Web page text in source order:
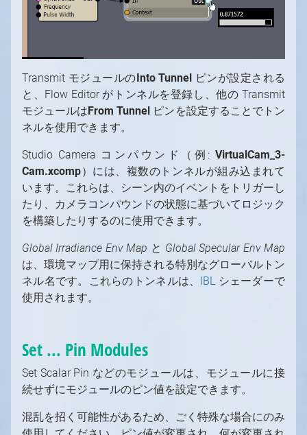
Transmit モジュールのInto Tunnel ピンが設定される
と、Flow Editor がトンネルを登録し、他の Transmit
モジュールはFrom Tunnel ピンを設定することでトン
ネルを使用できます。
Studio Camera コンパウンド（例:VirtualCam_3-
Cam.xcomp）には、複数のトンネルが組み込まれて
います。これらは、シーン内のイベントをトリガーし
たり、カメラコンパウンドの状態に基づいてロジック
を構築したりするのに使用できます。
Global Irradiance Env Map と Global Specular Env Map
は、環境マップ用に保持される特別なグローバルトン
ネル名です。これらのトンネルは、 IBL
シェーダーで
使用されます。
Set ... Pin Modules
Set Scalar Pin などのモジュールは、モジュールに接
続せずにモジュールのピン値を設定できます。
混乱を招く可能性があるため、ごく特殊な場合にのみ
クッキーポリシー
すべて承諾 選択を確定